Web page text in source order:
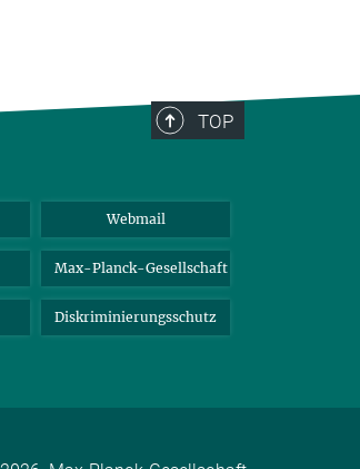
TOP
Webmail
Max-Planck-Gesellschaft
Diskriminierungsschutz